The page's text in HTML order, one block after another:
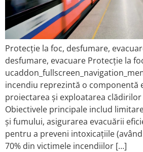
Protecție la foc, desfumare,
desfumare, evacuare Protecție la
incendiu reprezintă o componentă
proiectarea și exploatarea
Obiectivele principale includ
și fumului, asigurarea evacuării
pentru a preveni intoxicațiile
70% din victimele incendiilor […]